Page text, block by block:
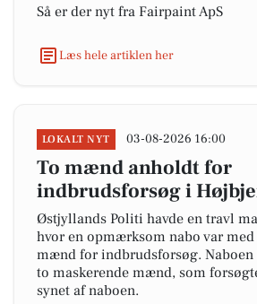
Så er der nyt fra Fairpaint ApS
Læs hele artiklen her
LOKALT NYT 03-08-2026 16:00
To mænd anholdt for
indbrudsforsøg i
Østjyllands Politi havde en travl
hvor en opmærksom nabo var
mænd for indbrudsforsøg.
to maskerende mænd, som
synet af naboen.